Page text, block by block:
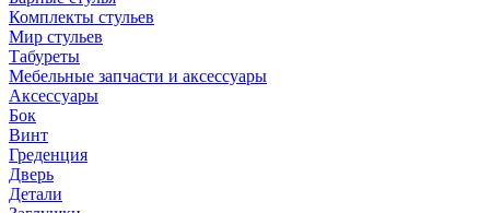
Комплекты стульев
Мир стульев
Табуреты
Мебельные запчасти и аксессуары
Аксессуары
Бок
Винт
Греденция
Дверь
Детали